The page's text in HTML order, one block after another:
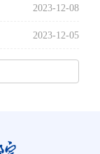
2023-12-08
2023-12-05